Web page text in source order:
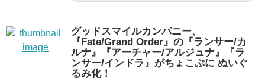
グッドスマイルカンパニー、
『Fate/Grand Order』の『ランサー/カ
ルナ』『アーチャー/アルジュナ』『ラ
ンサー/インドラ』がちょこぷに ぬいぐ
るみ化！